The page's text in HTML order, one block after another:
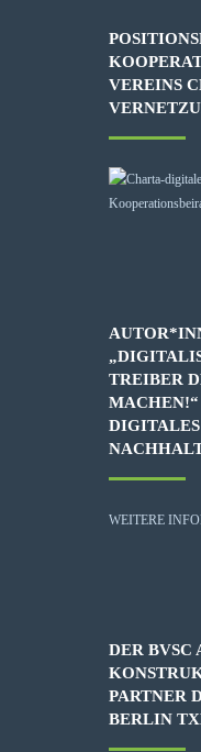
VEREINS
TREIBER
DIGITALES
WEITERE
DER BVSC
PARTNER
BERLIN